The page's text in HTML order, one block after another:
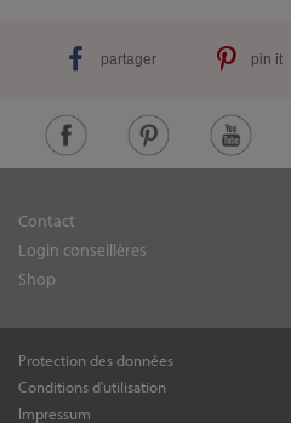
partager pin it
Contact
Login conseillères
Shop
Protection des données
Conditions d'utilisation
Impressum